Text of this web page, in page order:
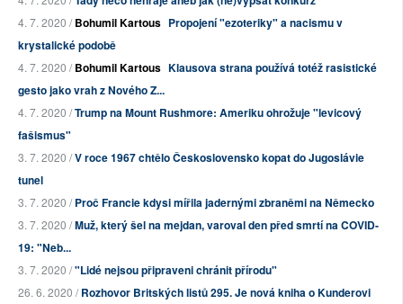
4. 7. 2020 /Bohumil Kartous Propojení "ezoteriky" a nacismu v
krystalické podobě
4. 7. 2020 /Bohumil Kartous Klausova strana používá totéž rasistické
gesto jako vrah z Nového Z...
4. 7. 2020 /Trump na Mount Rushmore: Ameriku ohrožuje "levicový
fašismus"
3. 7. 2020 /V roce 1967 chtělo Československo kopat do Jugoslávie
tunel
3. 7. 2020 /Proč Francie kdysi mířila jadernými zbraněmi na Německo
3. 7. 2020 /Muž, který šel na mejdan, varoval den před smrtí na COVID-
19: "Neb...
3. 7. 2020 /"Lidé nejsou připraveni chránit přírodu"
26. 6. 2020 /Rozhovor Britských listů 295. Je nová kniha o Kunderovi